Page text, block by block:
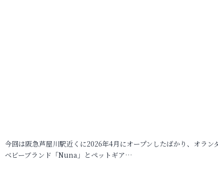
今回は阪急芦屋川駅近くに2026年4月にオープンしたばかり、オラン
ベビーブランド「Nuna」とペットギア…